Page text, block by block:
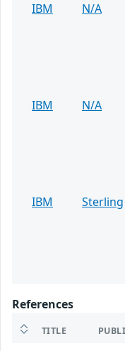
IBM N/A
IBM
N/A
IBM
Sterling
References
TITLE